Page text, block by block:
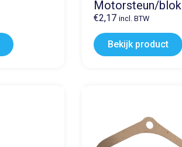
Motorsteun/blok
€2,17 incl. BTW
Bekijk product